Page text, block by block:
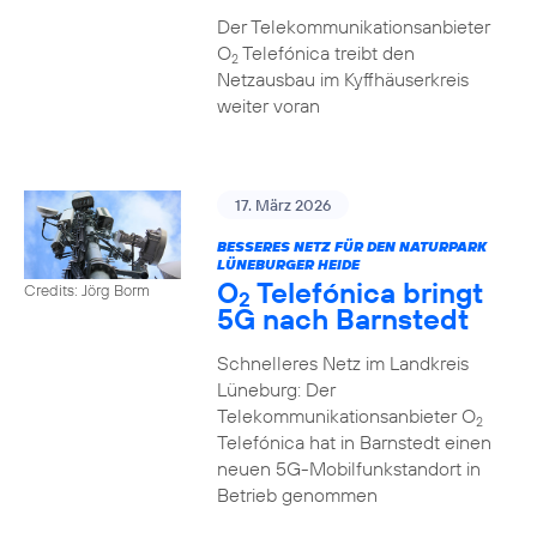
Der Telekommunikationsanbieter
O2Telefónica treibt den
Netzausbau im Kyffhäuserkreis
weiter voran
Credits: Jörg Borm
17. März 2026
BESSERES NETZ FÜR DEN NATURPARK
LÜNEBURGER HEIDE
O2 Telefónica bringt
5G nach Barnstedt
Schnelleres Netz im Landkreis
Lüneburg: Der
Telekommunikationsanbieter O2
Telefónica hat in Barnstedt einen
neuen 5G-Mobilfunkstandort in
Betrieb genommen